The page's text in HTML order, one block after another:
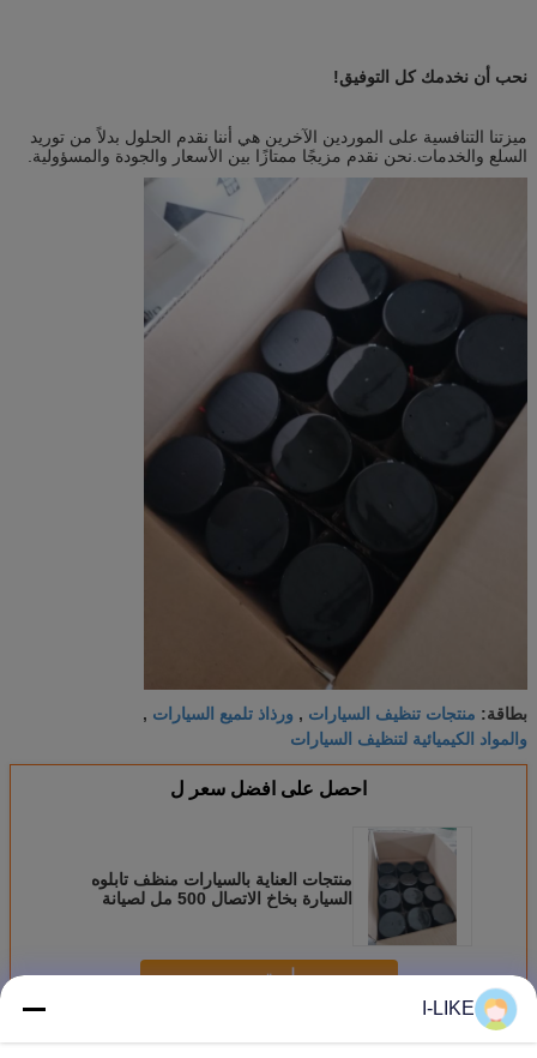
نحب أن نخدمك كل التوفيق!
ميزتنا التنافسية على الموردين الآخرين هي أننا نقدم الحلول بدلاً من توريد
السلع والخدمات.نحن نقدم مزيجًا ممتازًا بين الأسعار والجودة والمسؤولية.
بطاقة: منتجات تنظيف السيارات , ورذاذ تلميع السيارات ,
والمواد الكيميائية لتنظيف السيارات
احصل على افضل سعر ل
منتجات العناية بالسيارات منظف تابلوه
السيارة بخاخ الاتصال 500 مل لصيانة
استمر
أكثرمنتجات تنظيف السيارات
I-LIKE